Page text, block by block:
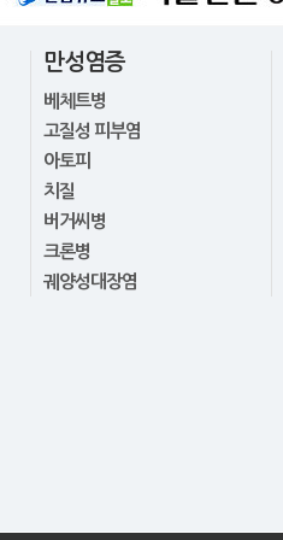
만성염증
베체트병
고질성 피부염
아토피
치질
버거씨병
크론병
궤양성대장염